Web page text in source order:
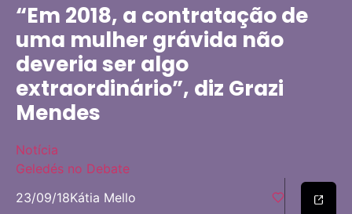
“Em 2018, a contratação de
uma mulher grávida não
deveria ser algo
extraordinário”, diz Grazi
Mendes
Notícia
Geledés no Debate
23/09/18Kátia Mello